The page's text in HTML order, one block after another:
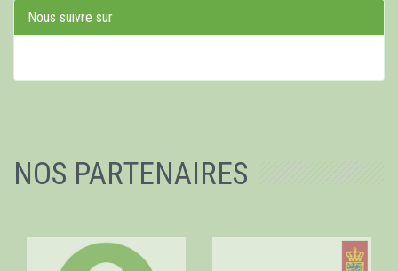
Nous suivre sur
NOS PARTENAIRES